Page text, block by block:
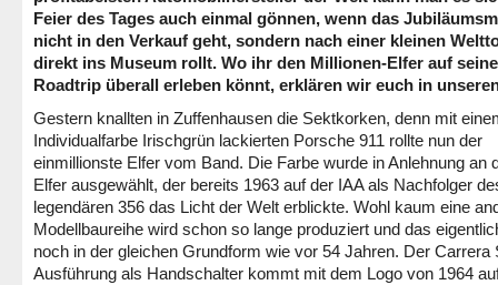
Feier des Tages auch einmal gönnen, wenn das
nicht in den Verkauf geht, sondern nach einer kleinen
direkt ins Museum rollt. Wo ihr den Millionen-Elfer auf
Roadtrip überall erleben könnt, erklären wir euch in
Gestern knallten in Zuffenhausen die Sektkorken, denn mit
Individualfarbe Irischgrün lackierten Porsche 911 rollte nun der
einmillionste Elfer vom Band. Die Farbe wurde in Anlehnung an
Elfer ausgewählt, der bereits 1963 auf der IAA als Nachfolger
legendären 356 das Licht der Welt erblickte. Wohl kaum eine
Modellbaureihe wird schon so lange produziert und das
noch in der gleichen Grundform wie vor 54 Jahren. Der Carrera
Ausführung als Handschalter kommt mit dem Logo von 1964